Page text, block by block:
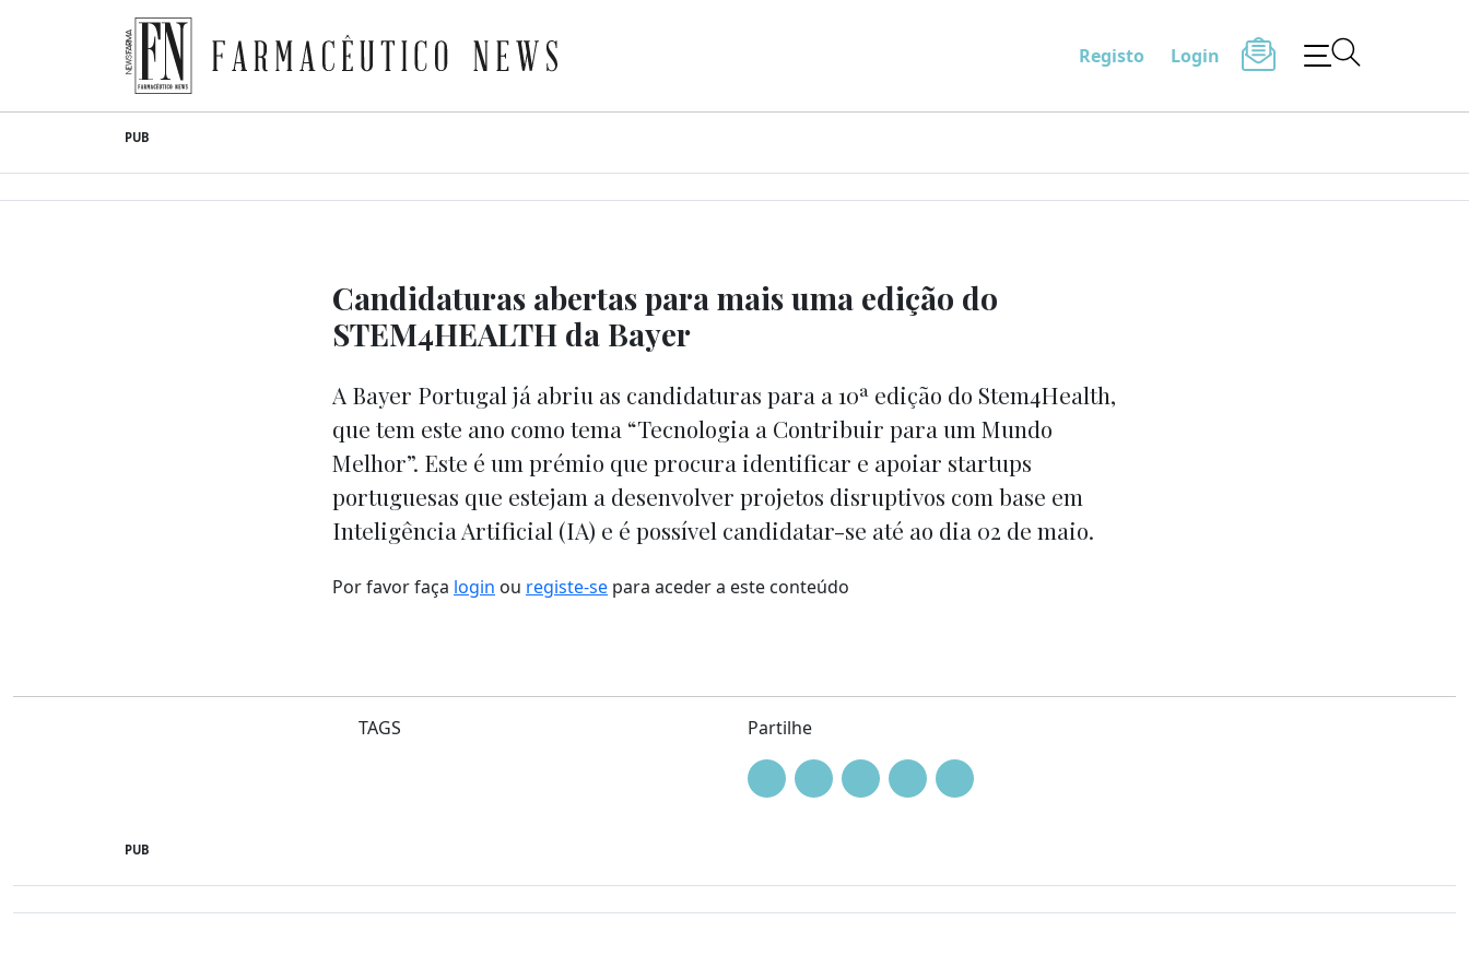
content
Farmacêutico News Registo Login
PUB
Candidaturas abertas para mais uma edição do
STEM4HEALTH da Bayer
A Bayer Portugal já abriu as candidaturas para a 10ª edição do Stem4Health,
que tem este ano como tema “Tecnologia a Contribuir para um Mundo
Melhor”. Este é um prémio que procura identificar e apoiar startups
portuguesas que estejam a desenvolver projetos disruptivos com base em
Inteligência Artificial (IA) e é possível candidatar-se até ao dia 02 de maio.
Por favor faça login ou registe-se para aceder a este conteúdo
TAGS Partilhe
PUB